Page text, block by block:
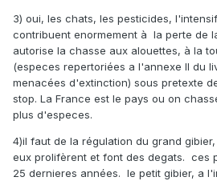
3) oui, les chats, les pesticides,
contribuent enormement à la perte de
autorise la chasse aux alouettes, à la
(especes repertoriées a l'annexe II du
menacées d'extinction) sous pretexte
stop. La France est le pays ou on
plus d'especes.
4)il faut de la régulation du grand
eux prolifèrent et font des degats. ces
25 dernieres années. le petit gibier, a